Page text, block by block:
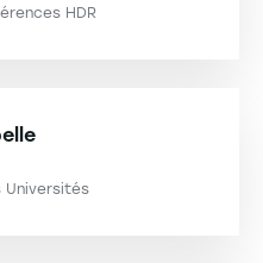
HDR
Universités